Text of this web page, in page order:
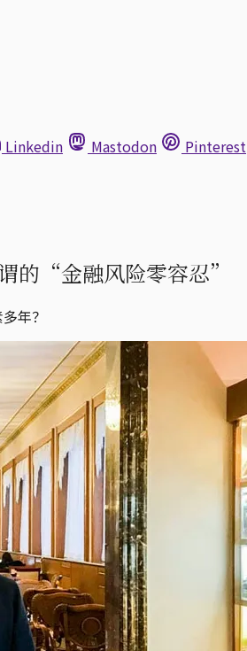
Linkedin Mastodon Pinterest
的“金融风险零容忍”
年？